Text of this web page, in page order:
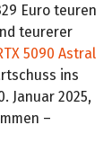
Euro teuren
teurerer
5090 Astral
ins
Januar 2025,
–